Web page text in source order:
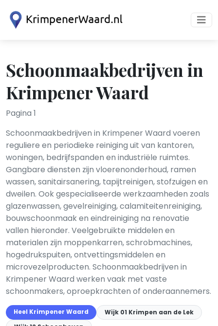
Schoonmaakbedrijven in
Krimpener Waard
Pagina 1
Schoonmaakbedrijven in Krimpener Waard voeren
reguliere en periodieke reiniging uit van kantoren,
woningen, bedrijfspanden en industriële ruimtes.
Gangbare diensten zijn vloerenonderhoud, ramen
wassen, sanitairsanering, tapijtreinigen, stofzuigen en
dweilen. Ook gespecialiseerde werkzaamheden zoals
glazenwassen, gevelreiniging, calamiteitenreiniging,
bouwschoonmaak en eindreiniging na renovatie
vallen hieronder. Veelgebruikte middelen en
materialen zijn moppenkarren, schrobmachines,
hogedrukspuiten, ontvettingsmiddelen en
microvezelproducten. Schoonmaakbedrijven in
Krimpener Waard werken vaak met vaste
schoonmakers, oproepkrachten of onderaannemers.
Heel Krimpener Waard
Wijk 01 Krimpen aan de Lek